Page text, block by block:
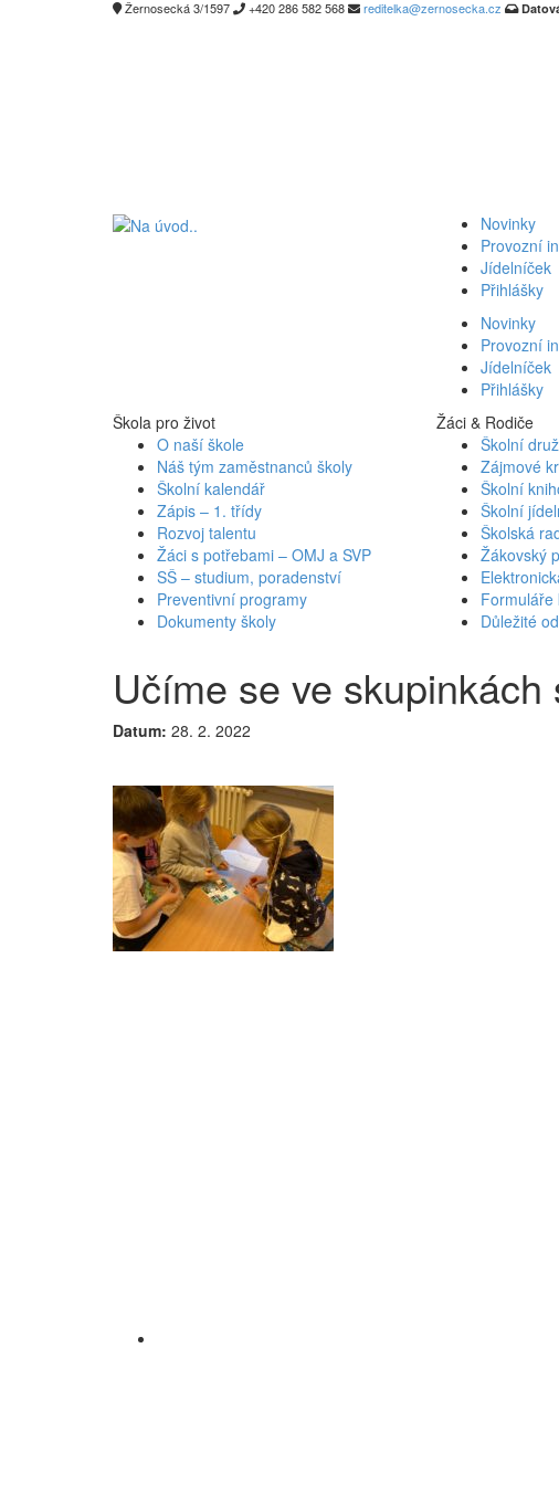
Žernosecká 3/1597 +420 286 582 568 reditelka@zernosecka.cz
Novinky
Provozní
Jídelníček
Přihlášky
Novinky
Provozní
Jídelníček
Přihlášky
Škola pro život
O naší škole
Náš tým zaměstnanců školy
Školní kalendář
Zápis – 1. třídy
Rozvoj talentu
Žáci s potřebami – OMJ a SVP
SŠ – studium, poradenství
Preventivní programy
Dokumenty školy
Žáci & Rodiče
Školní
Zájmové
Školní
Školní
Školská
Žákovský
Formuláře
Důležité
Učíme se ve skupinkách
Datum: 28. 2. 2022